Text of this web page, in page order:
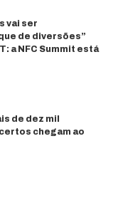
vai ser
de diversões”
a NFC Summit está
de dez mil
chegam ao